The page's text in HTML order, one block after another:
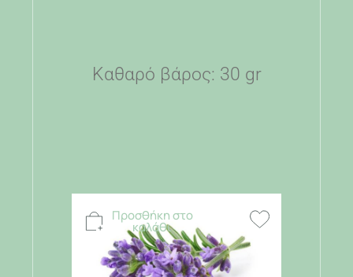
Καθαρό βάρος: 30 gr
Προσθήκη στο
καλάθι